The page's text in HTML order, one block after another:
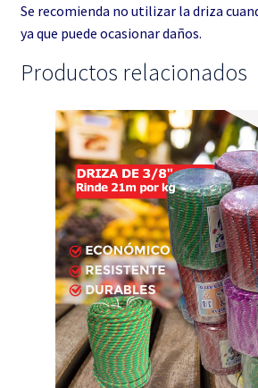
Se recomienda no utilizar la driza
ya que puede ocasionar daños.
Productos relacionados